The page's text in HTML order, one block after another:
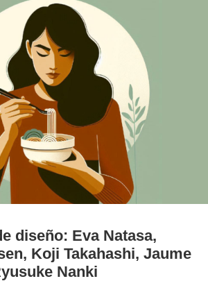
diseño: Eva Natasa,
Koji Takahashi, Jaume
Nanki